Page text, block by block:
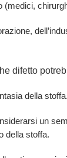
difetto
della stoffa.
un
della stoffa.